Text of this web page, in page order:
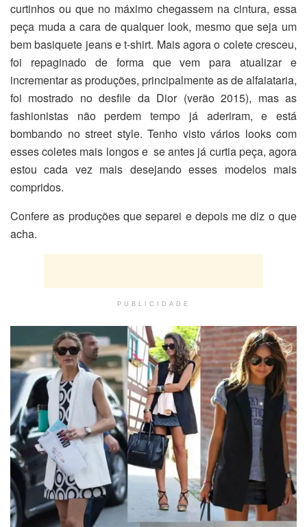
curtinhos ou que no máximo chegassem na cintura, essa
peça muda a cara de qualquer look, mesmo que seja um
bem basiquete jeans e t-shirt. Mais agora o colete cresceu,
foi repaginado de forma que vem para atualizar e
incrementar as produções, principalmente as de alfaiataria,
foi mostrado no desfile da Dior (verão 2015), mas as
fashionistas não perdem tempo já aderiram, e está
bombando no street style. Tenho visto vários looks com
esses coletes mais longos e se antes já curtia peça, agora
estou cada vez mais desejando esses modelos mais
compridos.
Confere as produções que separei e depois me diz o que
acha.
PUBLICIDADE